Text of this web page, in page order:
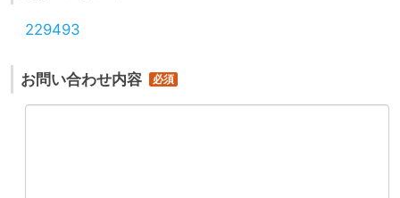
229493
お問い合わせ内容